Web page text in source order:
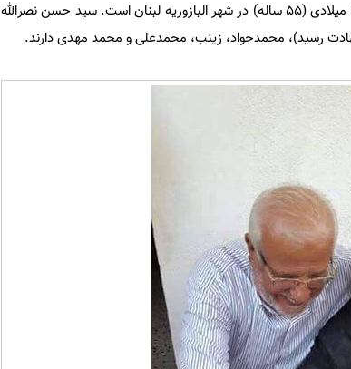
سیدحسن نصرالله (دبیرکل جنبش حزب الله لبنان) متولد 1960 میلادی (55 ساله) در شهر البازوریه لبنان است. سید حسن نصرالله
رسید)، محمدجواد، زینب، محمدعلی و محمد مهدی دارند.